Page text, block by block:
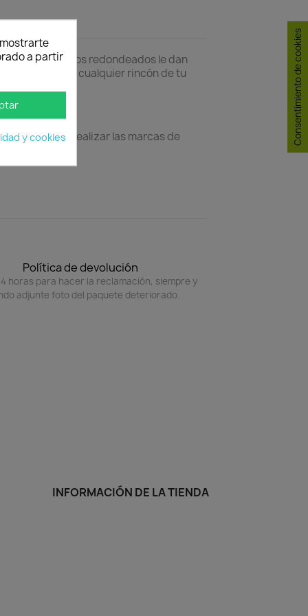
Los cantos redondeados le dan
en cualquier rincón de tu
taladrar para realizar las marcas de
Política de devolución
horas para hacer la reclamación, siempre y
adjunte foto del paquete deteriorado.
INFORMACIÓN DE LA TIENDA
a partir
y cookies Consentimiento de cookies